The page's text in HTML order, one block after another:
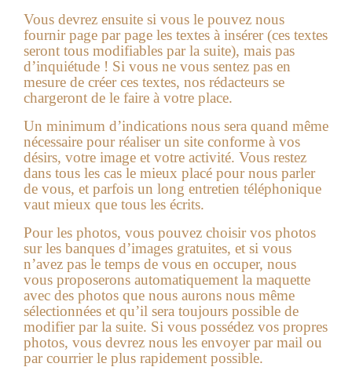
Vous devrez ensuite si vous le pouvez nous
fournir page par page les textes à insérer (ces textes
seront tous modifiables par la suite), mais pas
d’inquiétude ! Si vous ne vous sentez pas en
mesure de créer ces textes, nos rédacteurs se
chargeront de le faire à votre place.
Un minimum d’indications nous sera quand même
nécessaire pour réaliser un site conforme à vos
désirs, votre image et votre activité. Vous restez
dans tous les cas le mieux placé pour nous parler
de vous, et parfois un long entretien téléphonique
vaut mieux que tous les écrits.
Pour les photos, vous pouvez choisir vos photos
sur les banques d’images gratuites, et si vous
n’avez pas le temps de vous en occuper, nous
vous proposerons automatiquement la maquette
avec des photos que nous aurons nous même
sélectionnées et qu’il sera toujours possible de
modifier par la suite. Si vous possédez vos propres
photos, vous devrez nous les envoyer par mail ou
par courrier le plus rapidement possible.